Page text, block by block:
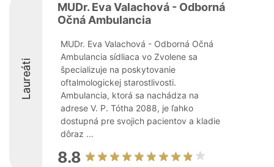
Laureáti
MUDr. Eva Valachová - Odborná
Očná Ambulancia
MUDr. Eva Valachová - Odborná Očná
Ambulancia sídliaca vo Zvolene sa
špecializuje na poskytovanie
oftalmologickej starostlivosti.
Ambulancia, ktorá sa nachádza na
adrese V. P. Tótha 2088, je ľahko
dostupná pre svojich pacientov a kladie
dôraz ...
8.8